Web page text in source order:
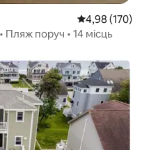
Середня
4,98 (170)
Пляж поруч • 14 місць